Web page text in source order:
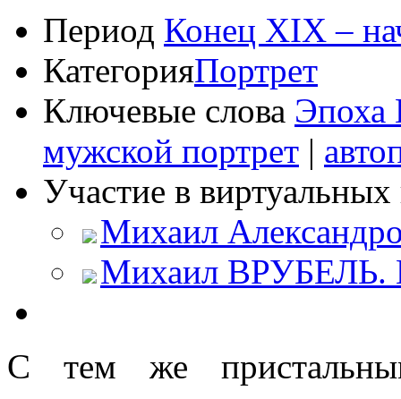
Период Конец XIX –
КатегорияПортрет
Ключевые слова Эпоха
мужской портрет |
Участие в
Михаил
Михаил ВРУБЕЛЬ.
С тем же